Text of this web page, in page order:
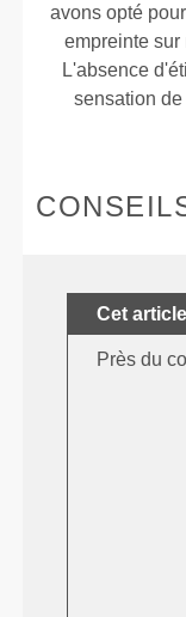
avons opté
empreinte sur
L'absence
sensation
Cet article
Près du